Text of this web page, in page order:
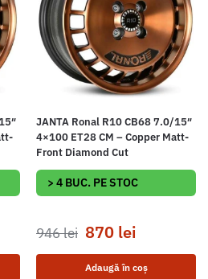
JANTA Ronal R10 CB68 7.0/15″
4×100 ET28 CM – Copper Matt-
Front Diamond Cut
> 4 BUC. PE STOC
946lei 870 lei
Adaugă în coș